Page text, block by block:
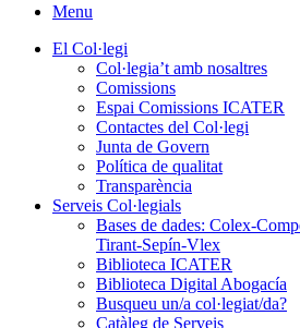
Menu
El Col·legi
Col·legia’t amb nosaltres
Comissions
Espai Comissions ICATER
Contactes del Col·legi
Junta de Govern
Política de qualitat
Transparència
Serveis Col·legials
Bases de dades: Colex-
Tirant-Sepín-Vlex
Biblioteca ICATER
Biblioteca Digital Abogacía
Busqueu un/a col·legiat/da?
Catàleg de Serveis